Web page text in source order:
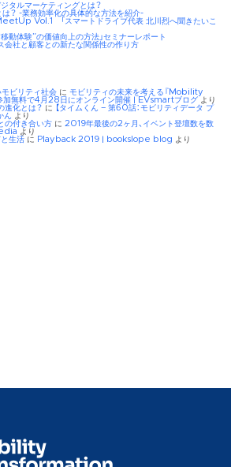
タルマーケティングとは？
？ -業務効率化の具体的な方法を紹介-
Vol.1 「スマートドライブ代表 北川烈へ聞きたいこ
動体験”の価値向上の方法」セミナーレポート
社と顧客との新たな関係性の作り方
ビリティ社会 に モビリティの未来を考える『Mobility
無料で4月28日にオンライン開催 | EVsmartブログ より
化とは？ に
【タイムくん – 第60話：モビリティデータ プ
ん より
の付き合い方 に 2019年最後の2ヶ月、イベント登壇数を数
より
生活 に Playback 2019 | bookslope blog より